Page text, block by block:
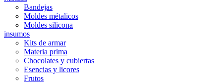
Bandejas
Moldes métalicos
Moldes silicona
insumos
Kits de armar
Materia prima
Chocolates y cubiertas
Esencias y licores
Frutos